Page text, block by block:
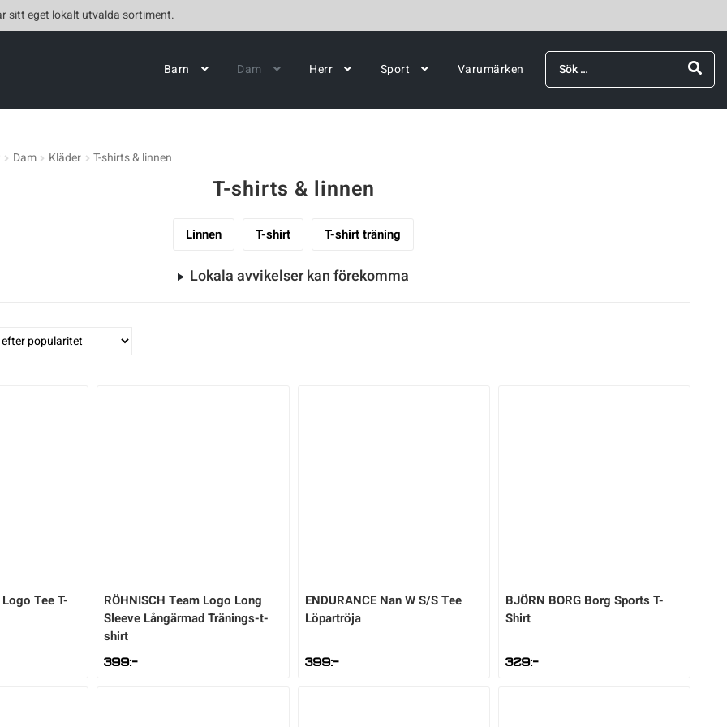
sitt eget lokalt utvalda sortiment.
Barn Dam Herr Sport Varumärken
Sök
efter:
Dam Kläder T-shirts & linnen
T-shirts & linnen
Linnen T-shirt T-shirt träning
Lokala avvikelser kan förekomma
Tee T-
RÖHNISCH Team Logo Long
Sleeve Långärmad Tränings-t-
shirt
399:-
ENDURANCE Nan W S/S Tee
Löpartröja
399:-
BJÖRN BORG Borg Sports T-
Shirt
329:-